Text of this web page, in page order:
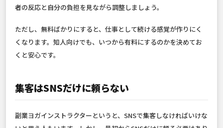
者の反応と自分の負担を見ながら調整しましょう。
ただし、無料ばかりにすると、仕事として続ける感覚が作りにく
くなります。知人向けでも、いつから有料にするのかを決めてお
くと安心です。
集客はSNSだけに頼らない
副業ヨガインストラクターというと、SNSで集客しなければいけな